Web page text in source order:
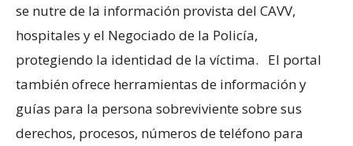
se nutre de la información provista del CAVV,
hospitales y el Negociado de la Policía,
protegiendo la identidad de la víctima. El portal
también ofrece herramientas de información y
guías para la persona sobreviviente sobre sus
derechos, procesos, números de teléfono para